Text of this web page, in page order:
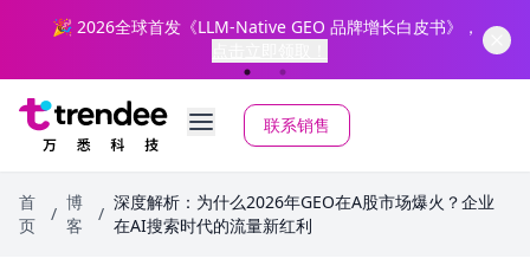
🎉 2026全球首发《LLM-Native GEO 品牌增长白皮书》，
联系销售
首
页
/
博
客
/
深度解析：为什么2026年GEO在A股市场爆火？企业
在AI搜索时代的流量新红利